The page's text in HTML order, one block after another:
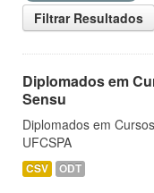
Filtrar Resultados
Diplomados em
Sensu
Diplomados em
UFCSPA
CSV ODT